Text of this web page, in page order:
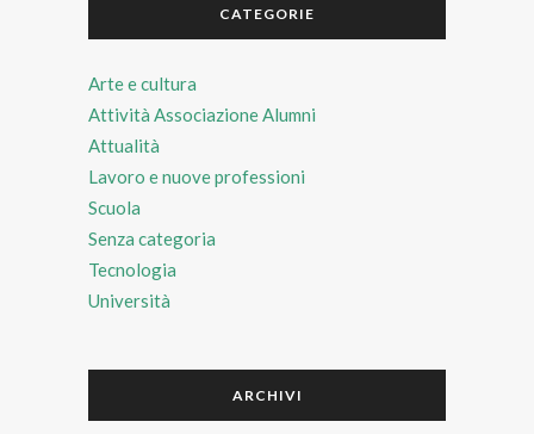
CATEGORIE
Arte e cultura
Attività Associazione Alumni
Attualità
Lavoro e nuove professioni
Scuola
Senza categoria
Tecnologia
Università
ARCHIVI